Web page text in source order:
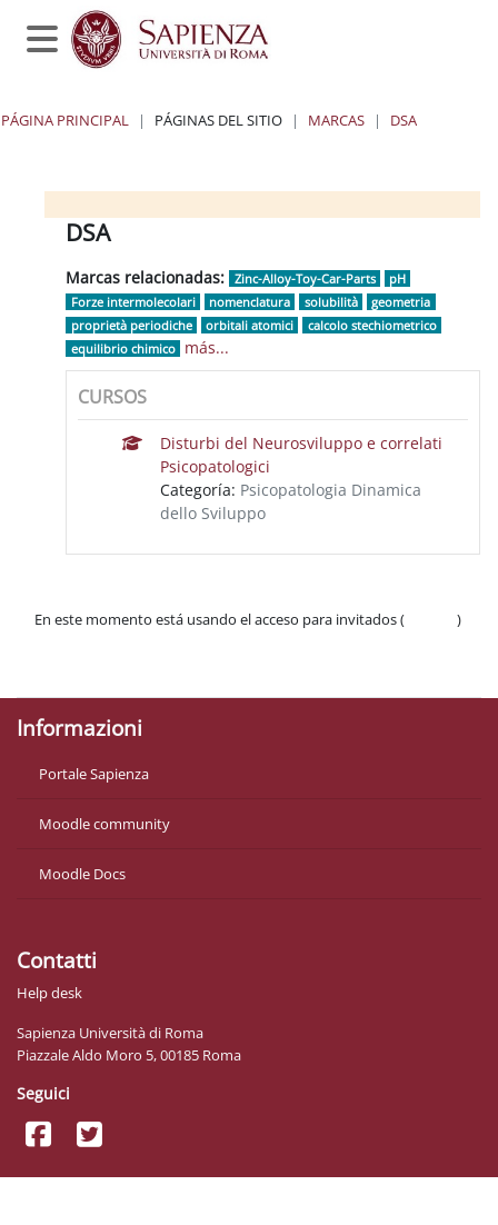
Salta al contenido principal
Panel lateral
PÁGINA PRINCIPAL PÁGINAS DEL SITIO MARCAS DSA
Bloques
Bloques
Bloques
Bloques
DSA
Marcas relacionadas: Zinc-Alloy-Toy-Car-Parts
pH
Forze intermolecolari
nomenclatura solubilità
geometria
proprietà periodiche
orbitali atomici
calcolo stechiometrico
equilibrio chimico
más...
CURSOS
Disturbi del Neurosviluppo e correlati
Psicopatologici
Categoría: Psicopatologia Dinamica
dello Sviluppo
En este momento está usando el acceso para invitados (
)
Informazioni
Portale Sapienza
Moodle community
Moodle Docs
Contatti
Help desk
Sapienza Università di Roma
Piazzale Aldo Moro 5, 00185 Roma
Seguici